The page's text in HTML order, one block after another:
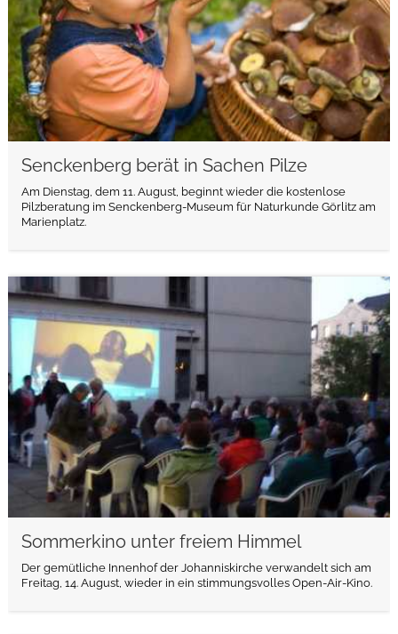
Senckenberg berät in Sachen Pilze
Am Dienstag, dem 11. August, beginnt wieder die kostenlose
Pilzberatung im Senckenberg-Museum für Naturkunde Görlitz am
Marienplatz.
Sommerkino unter freiem Himmel
Der gemütliche Innenhof der Johanniskirche verwandelt sich am
Freitag, 14. August, wieder in ein stimmungsvolles Open-Air-Kino.
weiterlesen